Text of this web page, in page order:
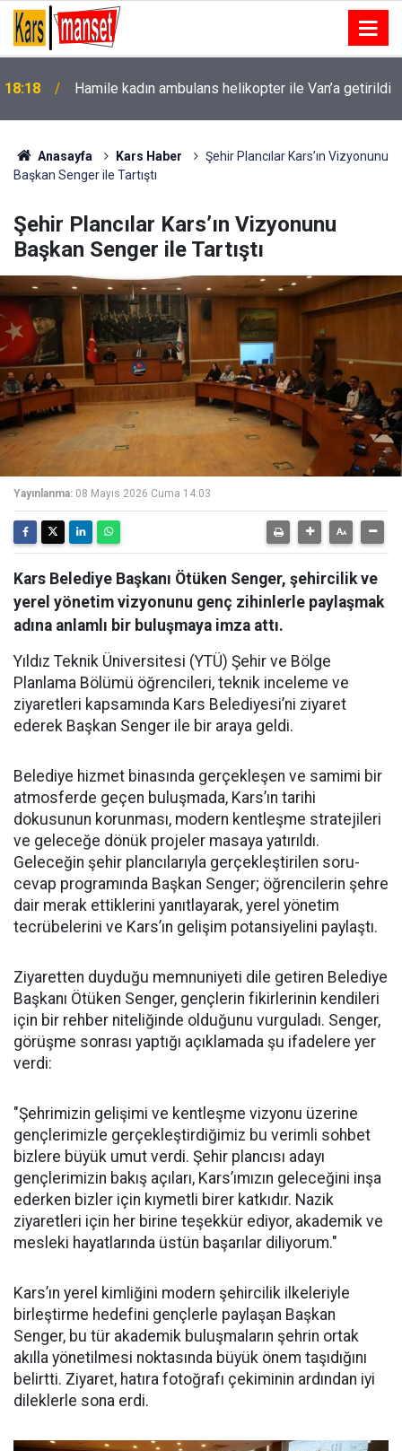
18:18 Hamile kadın ambulans helikopter ile Van’a getirildi
Anasayfa Kars Haber
Şehir Plancılar Kars’ın Vizyonunu
Başkan Senger ile Tartıştı
Şehir Plancılar Kars’ın Vizyonunu
Başkan Senger ile Tartıştı
Yayınlanma: 08 Mayıs 2026 Cuma 14:03
Kars Belediye Başkanı Ötüken Senger, şehircilik ve
yerel yönetim vizyonunu genç zihinlerle paylaşmak
adına anlamlı bir buluşmaya imza attı.
Yıldız Teknik Üniversitesi (YTÜ) Şehir ve Bölge
Planlama Bölümü öğrencileri, teknik inceleme ve
ziyaretleri kapsamında Kars Belediyesi’ni ziyaret
ederek Başkan Senger ile bir araya geldi.
Belediye hizmet binasında gerçekleşen ve samimi bir
atmosferde geçen buluşmada, Kars’ın tarihi
dokusunun korunması, modern kentleşme stratejileri
ve geleceğe dönük projeler masaya yatırıldı.
Geleceğin şehir plancılarıyla gerçekleştirilen soru-
cevap programında Başkan Senger; öğrencilerin şehre
dair merak ettiklerini yanıtlayarak, yerel yönetim
tecrübelerini ve Kars’ın gelişim potansiyelini paylaştı.
Ziyaretten duyduğu memnuniyeti dile getiren Belediye
Başkanı Ötüken Senger, gençlerin fikirlerinin kendileri
için bir rehber niteliğinde olduğunu vurguladı. Senger,
görüşme sonrası yaptığı açıklamada şu ifadelere yer
verdi:
"Şehrimizin gelişimi ve kentleşme vizyonu üzerine
gençlerimizle gerçekleştirdiğimiz bu verimli sohbet
bizlere büyük umut verdi. Şehir plancısı adayı
gençlerimizin bakış açıları, Kars’ımızın geleceğini inşa
ederken bizler için kıymetli birer katkıdır. Nazik
ziyaretleri için her birine teşekkür ediyor, akademik ve
mesleki hayatlarında üstün başarılar diliyorum."
Kars’ın yerel kimliğini modern şehircilik ilkeleriyle
birleştirme hedefini gençlerle paylaşan Başkan
Senger, bu tür akademik buluşmaların şehrin ortak
akılla yönetilmesi noktasında büyük önem taşıdığını
belirtti. Ziyaret, hatıra fotoğrafı çekiminin ardından iyi
dileklerle sona erdi.